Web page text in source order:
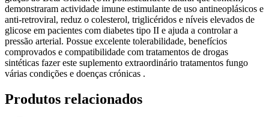
demonstraram actividade imune estimulante de uso antineoplásicos e
anti-retroviral, reduz o colesterol, triglicéridos e níveis elevados de
glicose em pacientes com diabetes tipo II e ajuda a controlar a
pressão arterial. Possue excelente tolerabilidade, benefícios
comprovados e compatibilidade com tratamentos de drogas
sintéticas fazer este suplemento extraordinário tratamentos fungo
várias condições e doenças crónicas .
Produtos relacionados